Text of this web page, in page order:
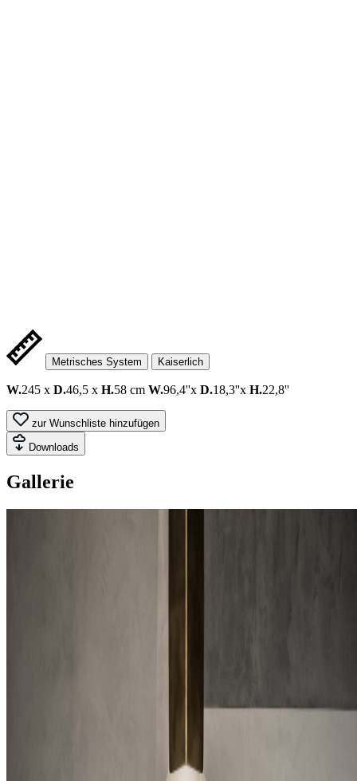
Metrisches System Kaiserlich
W.245 x D.46,5 x H.58 cm W.96,4''x D.18,3''x H.22,8''
zur Wunschliste hinzufügen
Downloads
Gallerie